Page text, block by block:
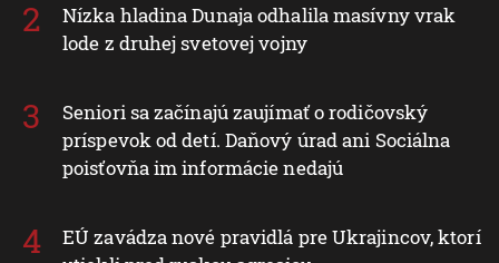
Nízka hladina Dunaja odhalila masívny vrak
lode z druhej svetovej vojny
Seniori sa začínajú zaujímať o rodičovský
príspevok od detí. Daňový úrad ani Sociálna
poisťovňa im informácie nedajú
EÚ zavádza nové pravidlá pre Ukrajincov, ktorí